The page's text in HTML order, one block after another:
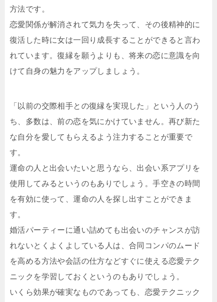
方法です。
恋愛関係が解消されて気力を失って、その後精神的に
復活した時に女は一回り成長することができると言わ
れています。復縁を願うよりも、将来の恋に意識を向
けて自身の魅力をアップしましょう。
「以前の交際相手との復縁を実現した」という人のう
ち、多数は、前の恋を気にかけていません。再び新た
な自分を愛してもらえるよう注力することが重要で
す。
運命の人と出会いたいと思うなら、出会い系アプリを
使用してみるというのもありでしょう。手空きの時間
を有効に使って、運命の人を探し出すことができま
す。
婚活パーティーに通い詰めても出会いのチャンスが訪
れないとくよくよしている人は、合同コンパのムード
を高める方法や会話の仕方などすぐに使える恋愛テク
ニックを学習しておくというのもありでしょう。
いくら効果が確実なものであっても、恋愛テクニック